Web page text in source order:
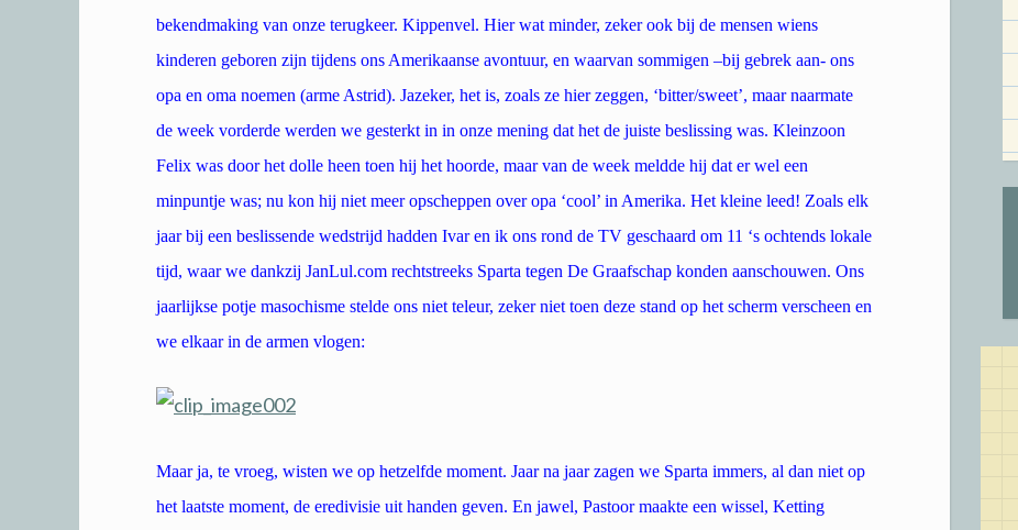
bekendmaking van onze terugkeer. Kippenvel. Hier wat minder, zeker ook bij de mensen wiens
kinderen geboren zijn tijdens ons Amerikaanse avontuur, en waarvan sommigen –bij gebrek aan- ons
opa en oma noemen (arme Astrid). Jazeker, het is, zoals ze hier zeggen, ‘bitter/sweet’, maar naarmate
de week vorderde werden we gesterkt in in onze mening dat het de juiste beslissing was. Kleinzoon
Felix was door het dolle heen toen hij het hoorde, maar van de week meldde hij dat er wel een
minpuntje was; nu kon hij niet meer opscheppen over opa ‘cool’ in Amerika. Het kleine leed! Zoals elk
jaar bij een beslissende wedstrijd hadden Ivar en ik ons rond de TV geschaard om 11 ‘s ochtends lokale
tijd, waar we dankzij JanLul.com rechtstreeks Sparta tegen De Graafschap konden aanschouwen. Ons
jaarlijkse potje masochisme stelde ons niet teleur, zeker niet toen deze stand op het scherm verscheen en
we elkaar in de armen vlogen:
Maar ja, te vroeg, wisten we op hetzelfde moment. Jaar na jaar zagen we Sparta immers, al dan niet op
het laatste moment, de eredivisie uit handen geven. En jawel, Pastoor maakte een wissel, Ketting